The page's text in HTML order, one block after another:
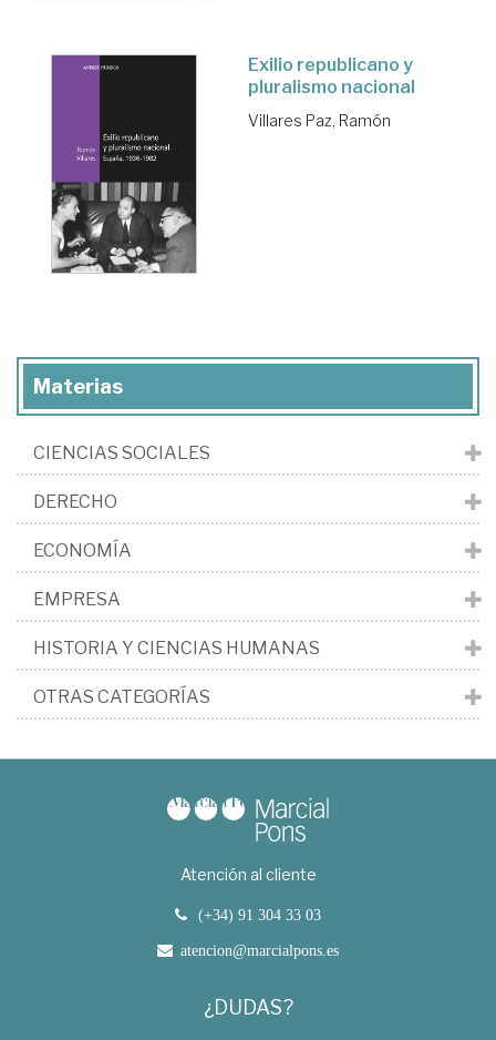
Exilio republicano y
pluralismo nacional
Villares Paz, Ramón
Materias
CIENCIAS SOCIALES
DERECHO
ECONOMÍA
EMPRESA
HISTORIA Y CIENCIAS HUMANAS
OTRAS CATEGORÍAS
Atención al cliente
(+34) 91 304 33 03
atencion@marcialpons.es
¿DUDAS?